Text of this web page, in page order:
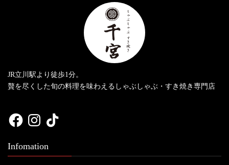
JR立川駅より徒歩1分。
贅を尽くした旬の料理を味わえるしゃぶしゃぶ・すき焼き専門店
FacebookInstagramTikTok
Infomation